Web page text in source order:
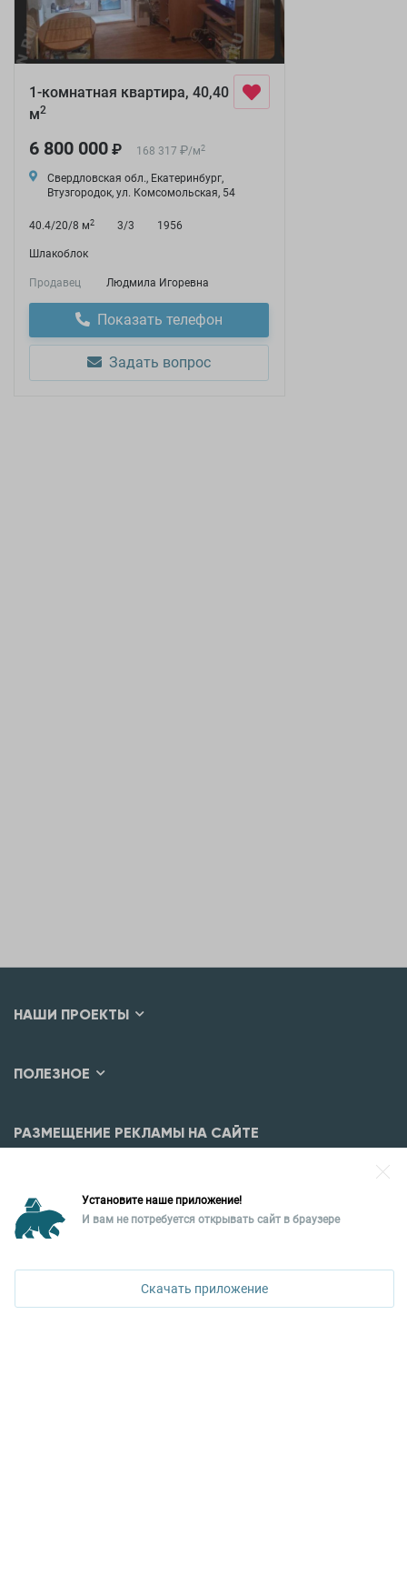
1-комнатная квартира, 40,40
м2
6 800 000 ₽ 168 317 ₽/м2
Свердловская обл., Екатеринбург,
Втузгородок, ул. Комсомольская, 54
40.4/20/8 м2 3/3 1956
Шлакоблок
Продавец Людмила Игоревна
Показать телефон
Задать вопрос
НАШИ ПРОЕКТЫ
ПОЛЕЗНОЕ
РАЗМЕЩЕНИЕ РЕКЛАМЫ НА САЙТЕ
Уральская палата недвижимости
620026, Екатеринбург,
КОНТАКТЫ УПН
Установите наше приложение!
И вам не потребуется открывать сайт в браузере
Скачать приложение